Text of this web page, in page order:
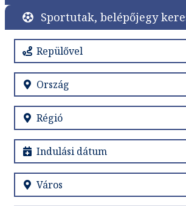
Sportutak, belépőjegy